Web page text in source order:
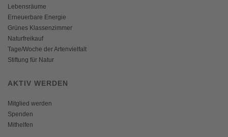
Lebensräume
Erneuerbare Energie
Grünes Klassenzimmer
Naturfreikauf
Tage/Woche der Artenvielfalt
Stiftung für Natur
AKTIV WERDEN
Mitglied werden
Spenden
Mithelfen